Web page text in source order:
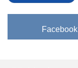
Facebook